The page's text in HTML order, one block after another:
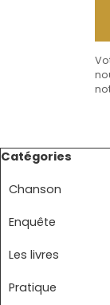
Sauter le bloc
Catégories
Chanson
Enquête
Les livres
Pratique